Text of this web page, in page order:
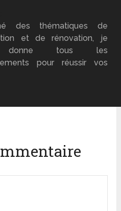
des thématiques de
et de rénovation, je
donne tous les
pour réussir vos